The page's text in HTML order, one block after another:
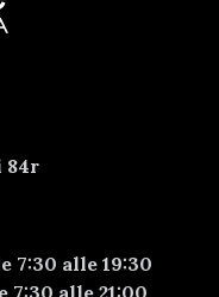
84r
7:30 alle 19:30
7:30 alle 21:00